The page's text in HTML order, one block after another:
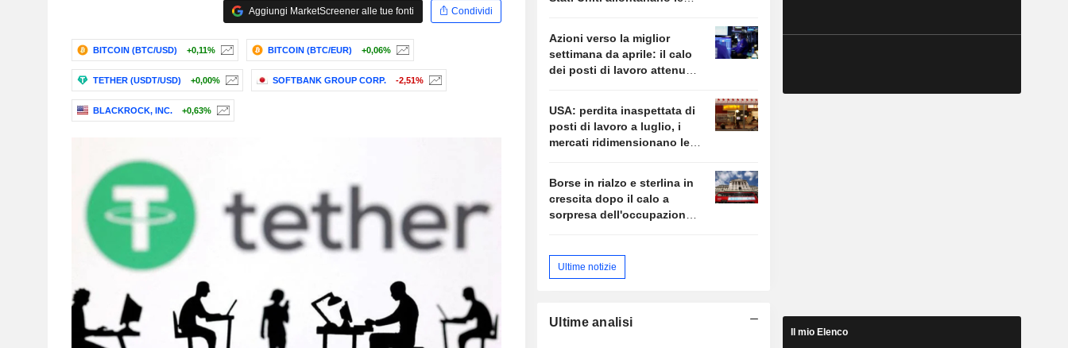
Aggiungi MarketScreener alle tue fonti Condividi
BITCOIN (BTC/USD) +0,11% BITCOIN (BTC/EUR) +0,06%
TETHER (USDT/USD) +0,00% SOFTBANK GROUP CORP. -2,51%
BLACKROCK, INC. +0,63%
Azioni verso la miglior
settimana da aprile: il calo
dei posti di lavoro attenua i
USA: perdita inaspettata di
posti di lavoro a luglio, i
mercati ridimensionano le
Borse in rialzo e sterlina in
crescita dopo il calo a
sorpresa dell'occupazione
Ultime notizie
Ultime analisi
Il mio Elenco